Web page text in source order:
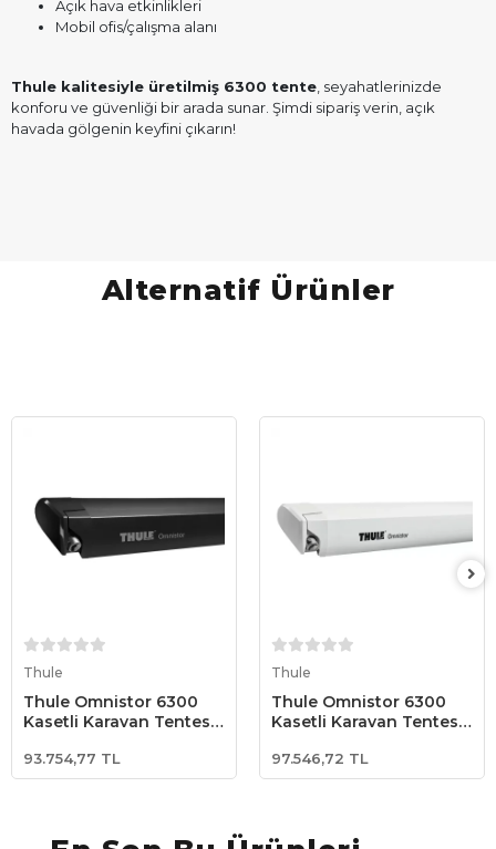
Açık hava etkinlikleri
Mobil ofis/çalışma alanı
Thule kalitesiyle üretilmiş 6300 tente , seyahatlerinizde
konforu ve güvenliği bir arada sunar. Şimdi sipariş verin, açık
havada gölgenin keyfini çıkarın!
Alternatif Ürünler
Thule
Thule Omnistor 6300
Kasetli Karavan Tentesi
4.50x2.50 - Siyah
93.754,77 TL
Thule
Thule Omnistor 6300
Kasetli Karavan Tentesi
4.50x2.50 - Beyaz
97.546,72 TL